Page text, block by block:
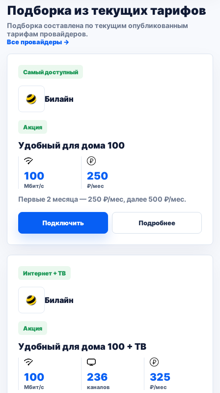
Подборка из текущих тарифов
Подборка составлена по текущим опубликованным
тарифам провайдеров.
Все провайдеры →
Самый доступный
Билайн
Акция
Удобный для дома 100
100
Мбит/с
250
₽/мес
Первые 2 месяца — 250 ₽/мес, далее 500 ₽/мес.
Подключить Подробнее
Интернет + ТВ
Билайн
Акция
Удобный для дома 100 + ТВ
100
Мбит/с
236
каналов
325
₽/мес